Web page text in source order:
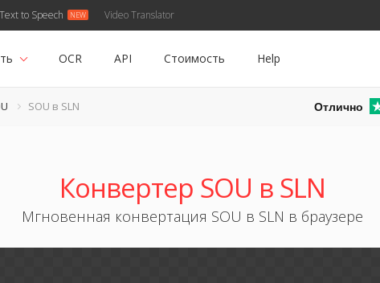
Text to Speech Video Translator
OCR API Стоимость Help
SOU в SLN Отлично
Конвертер SOU в SLN
Мгновенная конвертация SOU в SLN в браузере